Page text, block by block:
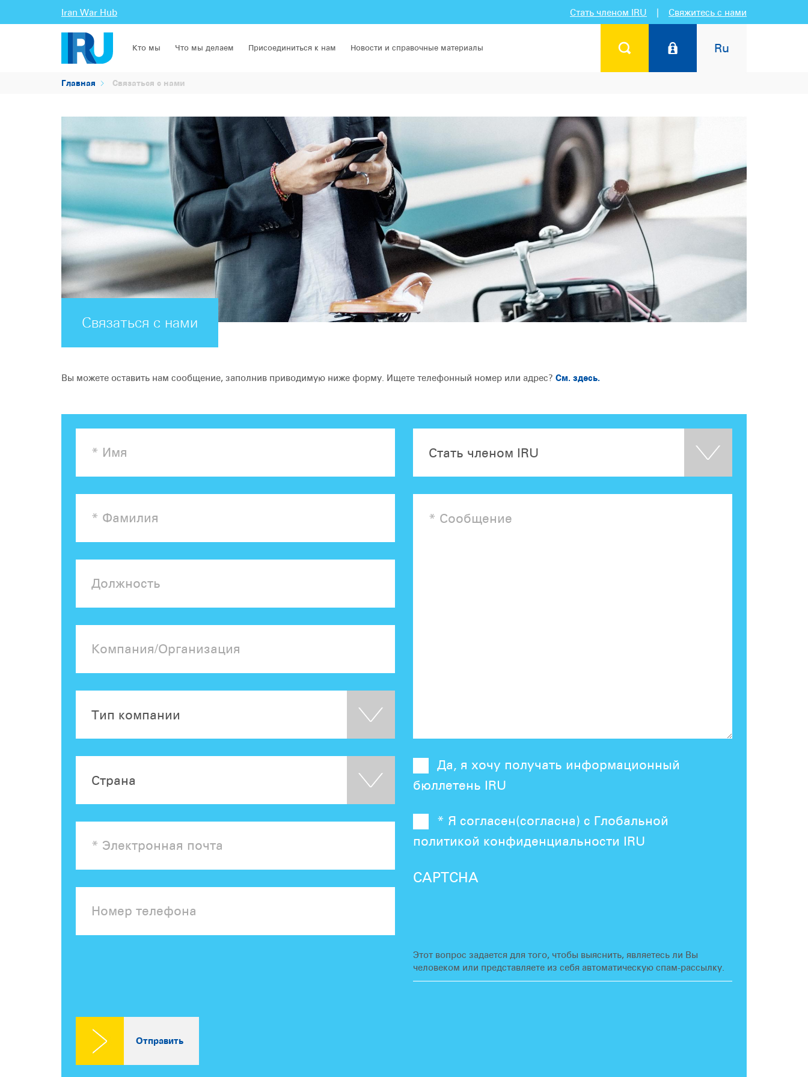
Iran War Hub Стать членом IRU | Свяжитесь с нами
Ru
Кто мы Что мы делаем Присоединиться к нам Новости и справочные материалы
Главная Связаться с нами
Связаться с нами
Вы можете оставить нам сообщение, заполнив приводимую ниже форму. Ищете телефонный номер или адрес? См. здесь.
Да, я хочу получать информационный
бюллетень IRU
* Я согласен(согласна) с Глобальной
политикой конфиденциальности IRU
CAPTCHA
Этот вопрос задается для того, чтобы выяснить, являетесь ли Вы
человеком или представляете из себя автоматическую спам-рассылку.